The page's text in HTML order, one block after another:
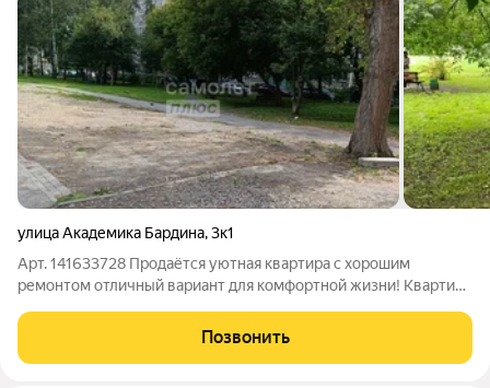
улица Академика Бардина,3к1
Арт. 141633728 Продаётся уютная квартира с хорошим
ремонтом отличный вариант для комфортной жизни! Квартира
окна выходят на разные стороны в квартире всегда светло и
приятно. Лифт недавно
Позвонить